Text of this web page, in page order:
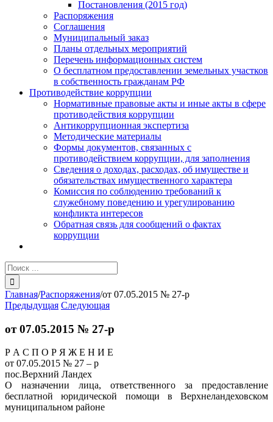
Постановления (2015 год)
Распоряжения
Соглашения
Муниципальный заказ
Планы отдельных мероприятий
Перечень информационных систем
О бесплатном предоставлении земельных участков
в собственность гражданам РФ
Противодействие коррупции
Нормативные правовые акты и иные акты в сфере
противодействия коррупции
Антикоррупционная экспертиза
Методические материалы
Формы документов, связанных с
противодействием коррупции, для заполнения
Сведения о доходах, расходах, об имуществе и
обязательствах имущественного характера
Комиссия по соблюдению требований к
служебному поведению и урегулированию
конфликта интересов
Обратная связь для сообщений о фактах
коррупции
Результат
поиска:
Главная/Распоряжения/от 07.05.2015 № 27-р
Предыдущая Следующая
от 07.05.2015 № 27-р
Р А С П О Р Я Ж Е Н И Е
от 07.05.2015 № 27 – р
пос.Верхний Ландех
О назначении лица, ответственного за предоставление
бесплатной юридической помощи в Верхнеландеховском
муниципальном районе